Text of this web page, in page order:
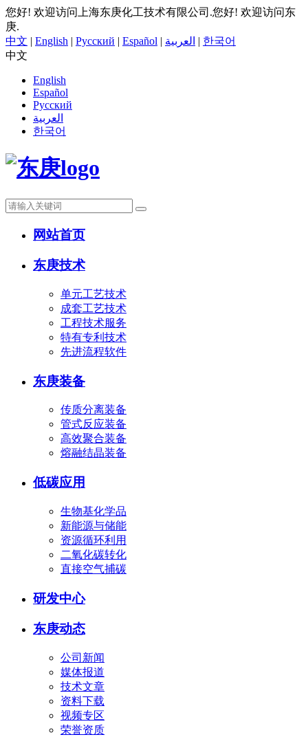
您好! 欢迎访问上海东庚化工技术有限公司.您好! 欢迎访问东
庚.
中文 | English | Русский | Español | العربية | 한국어
中文
English
Español
Русский
العربية
한국어
网站首页
东庚技术
单元工艺技术
成套工艺技术
工程技术服务
特有专利技术
先进流程软件
东庚装备
传质分离装备
管式反应装备
高效聚合装备
熔融结晶装备
低碳应用
生物基化学品
新能源与储能
资源循环利用
二氧化碳转化
直接空气捕碳
研发中心
东庚动态
公司新闻
媒体报道
技术文章
资料下载
视频专区
荣誉资质